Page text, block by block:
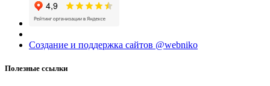
Создание и поддержка сайтов @webniko
Полезные ссылки